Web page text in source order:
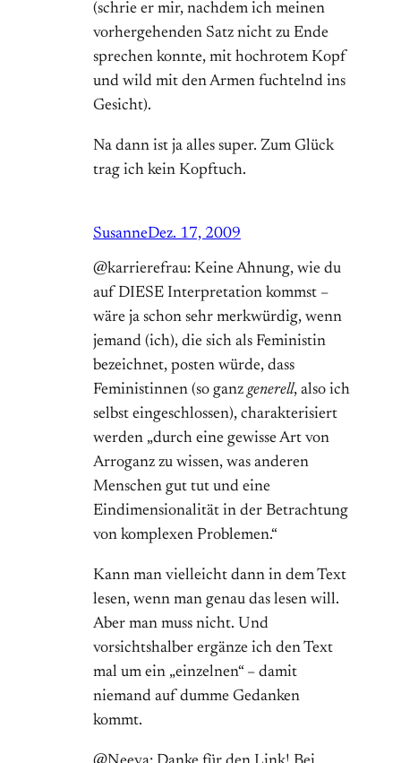
(schrie er mir, nachdem ich meinen
vorhergehenden Satz nicht zu Ende
sprechen konnte, mit hochrotem Kopf
und wild mit den Armen fuchtelnd ins
Gesicht).
Na dann ist ja alles super. Zum Glück
trag ich kein Kopftuch.
SusanneDez. 17, 2009
@karrierefrau: Keine Ahnung, wie du
auf DIESE Interpretation kommst –
wäre ja schon sehr merkwürdig, wenn
jemand (ich), die sich als Feministin
bezeichnet, posten würde, dass
Feministinnen (so ganz generell, also ich
selbst eingeschlossen), charakterisiert
werden „durch eine gewisse Art von
Arroganz zu wissen, was anderen
Menschen gut tut und eine
Eindimensionalität in der Betrachtung
von komplexen Problemen.“
Kann man vielleicht dann in dem Text
lesen, wenn man genau das lesen will.
Aber man muss nicht. Und
vorsichtshalber ergänze ich den Text
mal um ein „einzelnen“ – damit
niemand auf dumme Gedanken
kommt.